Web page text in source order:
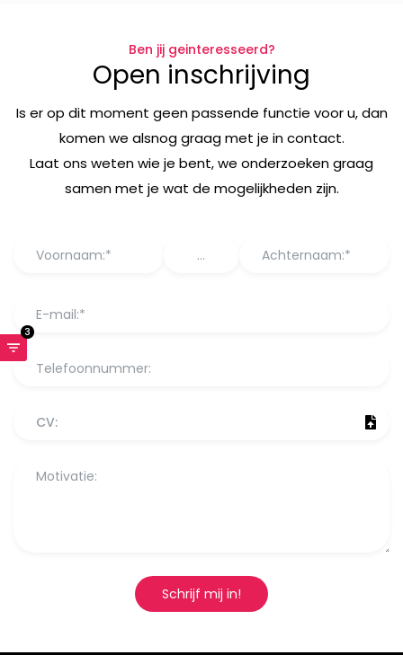
3
Ben jij geinteresseerd?
Open inschrijving
Is er op dit moment geen passende functie voor u, dan
komen we alsnog graag met je in contact.
Laat ons weten wie je bent, we onderzoeken graag
samen met je wat de mogelijkheden zijn.
CV:
Schrijf mij in!